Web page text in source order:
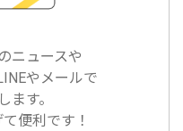
ニュースや
やメールで
ます。
便利です！